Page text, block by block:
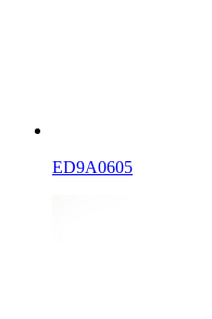
ED9A0605